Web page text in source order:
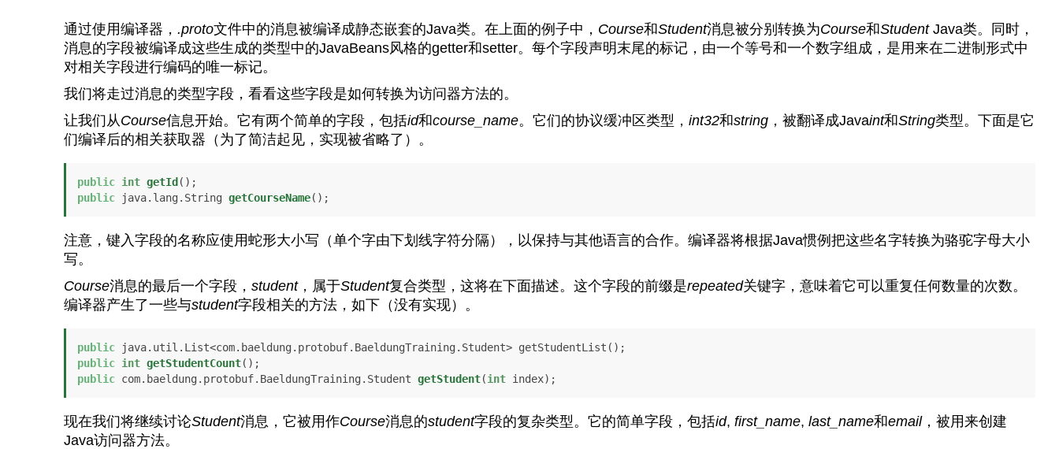
通过使用编译器， .proto文件中的消息被编译成静态嵌套的Java类。在上面的例子中， Course和Student消息被分别转换为Course和StudentJava类。同时，
消息的字段被编译成这些生成的类型中的JavaBeans风格的getter和setter。每个字段声明末尾的标记，由一个等号和一个数字组成，是用来在二进制形式中
对相关字段进行编码的唯一标记。
我们将走过消息的类型字段，看看这些字段是如何转换为访问器方法的。
让我们从Course信息开始。它有两个简单的字段，包括id和course_name。它们的协议缓冲区类型， int32和string，被翻译成Javaint和String类型。下面是它
们编译后的相关获取器（为了简洁起见，实现被省略了）。
public int getId ()
public java.lang.String getCourseName() ;
注意，键入字段的名称应使用蛇形大小写（单个字由下划线字符分隔），以保持与其他语言的合作。编译器将根据Java惯例把这些名字转换为骆驼字母大小
写。
Course消息的最后一个字段， student，属于Student复合类型，这将在下面描述。这个字段的前缀是repeated关键字，意味着它可以重复任何数量的次数。
编译器产生了一些与student字段相关的方法，如下（没有实现）。
public
public int getStudentCount()
public com.baeldung.protobuf.BaeldungTraining.Student getStudent(int index) ;
现在我们将继续讨论Student消息，它被用作Course消息的student字段的复杂类型。它的简单字段，包括id, first_name, last_name和email，被用来创建
Java访问器方法。